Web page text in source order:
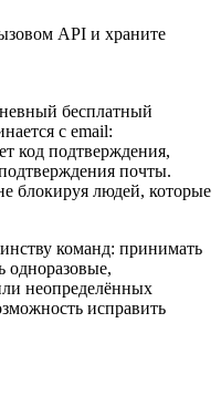
API и храните
бесплатный
с email:
код подтверждения,
почты.
блокируя людей, которые
команд: принимать
одноразовые,
неопределённых
исправить